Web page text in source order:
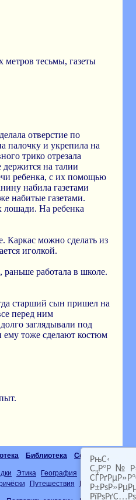
РњС‹
метров тесьмы, газеты
отверстие по
палочку и укрепила на
трико отрезала
на талии
ребенка, с их помощью
набила газетами
набитые газетами.
лошади. На ребенка
Каркас можно сделать из
иголкой.
работала в школе.
старший сын пришел на
перед ним
заглядывали под
ему тоже сделают костюм
Библиотека Солныштека
Этика География Экономика
Путешествия Мама-